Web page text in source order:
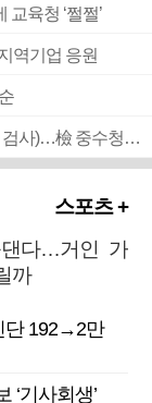
육청 ‘쩔쩔’
역기업 응원
■ 검사 신분 버리고 직급하향(10년 이하 저연차 검사)…檢 중수청행 기피
스포츠 +
댄다…거인 가
까
단 192→2만
기사회생’